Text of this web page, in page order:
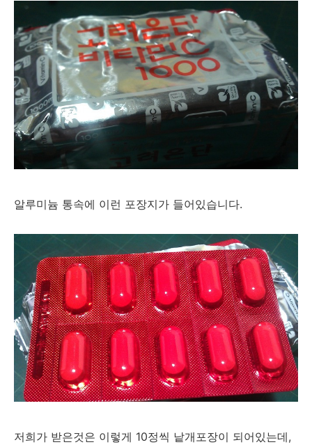
알루미늄 통속에 이런 포장지가 들어있습니다.
저희가 받은것은 이렇게 10정씩 낱개포장이 되어있는데,